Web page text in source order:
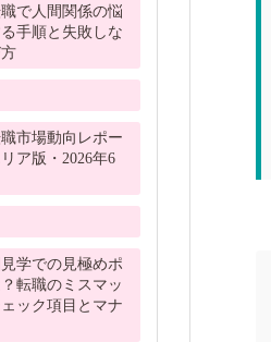
で人間関係の悩
手順と失敗しな
市場動向レポー
ア版・2026年6
学での見極めポ
転職のミスマッ
ック項目とマナ